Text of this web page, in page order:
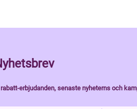
erbjudanden, senaste nyheterns och